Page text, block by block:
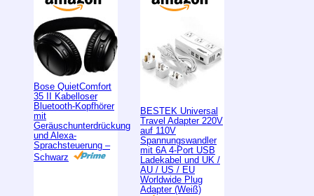
Bose QuietComfort
35 II Kabelloser
Bluetooth-Kopfhörer
mit
Geräuschunterdrückung
und Alexa-
Sprachsteuerung –
Schwarz
BESTEK Universal
Travel Adapter 220V
auf 110V
Spannungswandler
mit 6A 4-Port USB
Ladekabel und UK /
AU / US / EU
Worldwide Plug
Adapter (Weiß)